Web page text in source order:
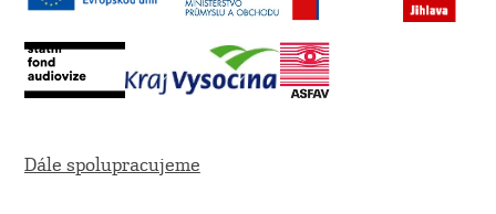
Dále spolupracujeme